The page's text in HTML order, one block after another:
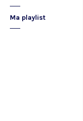
Ma playlist